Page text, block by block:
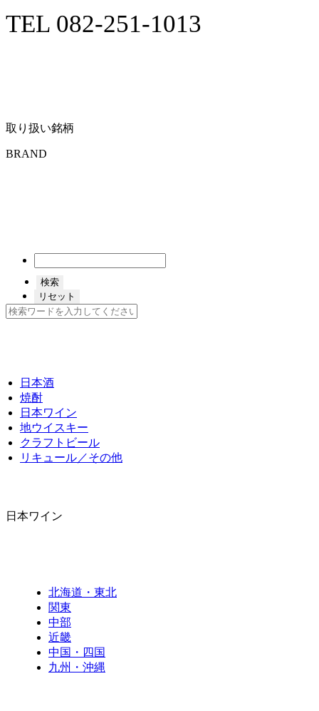
TEL 082-251-1013
取り扱い銘柄
BRAND
日本酒
焼酎
日本ワイン
地ウイスキー
クラフトビール
リキュール／その他
日本ワイン
北海道・東北
関東
中部
近畿
中国・四国
九州・沖縄